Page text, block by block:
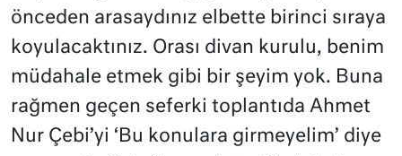
önceden arasaydınız elbette birinci sıraya
koyulacaktınız. Orası divan kurulu, benim
müdahale etmek gibi bir şeyim yok. Buna
rağmen geçen seferki toplantıda Ahmet
Nur Çebi’yi ‘Bu konulara girmeyelim’ diye